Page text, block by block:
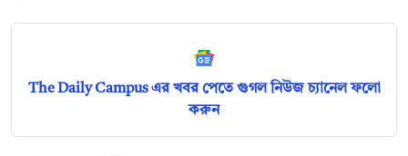
The Daily Campus এর খবর পেতে গুগল নিউজ চ্যানেল ফলো
করুন